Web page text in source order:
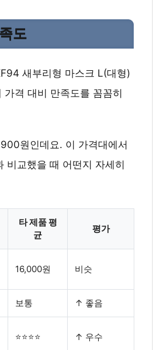
도
새부리형 마스크 L(대형)
격 대비 만족도를 꼼꼼히
원인데요. 이 가격대에서
비교했을 때 어떤지 자세히
타 제품 평
균
평가
16,000원 비슷
보통 ↑ 좋음
⭐⭐⭐⭐ ↑ 우수